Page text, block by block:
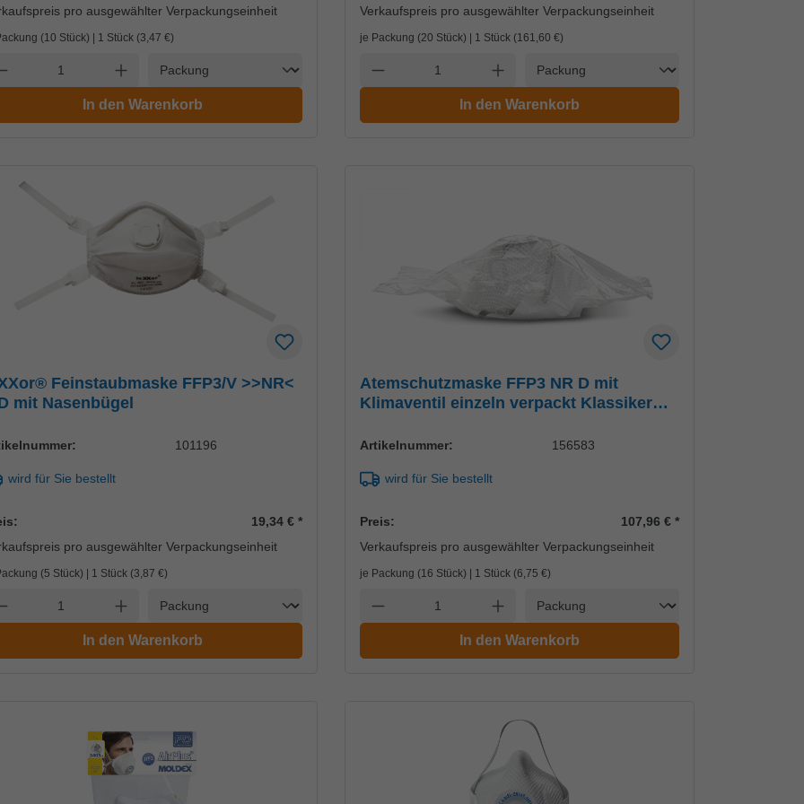
pro ausgewählter Verpackungseinheit
(10 Stück) | 1 Stück (3,47 €)
verringern Anzahl erhöhen
In den Warenkorb
Verkaufspreis pro ausgewählter Verpackungseinheit
je Packung (20 Stück) | 1 Stück (161,60 €)
Anzahl verringern Anzahl erhöhen
In den Warenkorb
Feinstaubmaske FFP3/V >>NR<
mit Nasenbügel
101196
wird für Sie bestellt
19,34 €*
pro ausgewählter Verpackungseinheit
(5 Stück) | 1 Stück (3,87 €)
verringern Anzahl erhöhen
In den Warenkorb
Atemschutzmaske FFP3 NR D mit
Klimaventil einzeln verpackt Klassiker
Artikelnummer: 156583
wird für Sie bestellt
Preis: 107,96 €*
Verkaufspreis pro ausgewählter Verpackungseinheit
je Packung (16 Stück) | 1 Stück (6,75 €)
Anzahl verringern Anzahl erhöhen
In den Warenkorb